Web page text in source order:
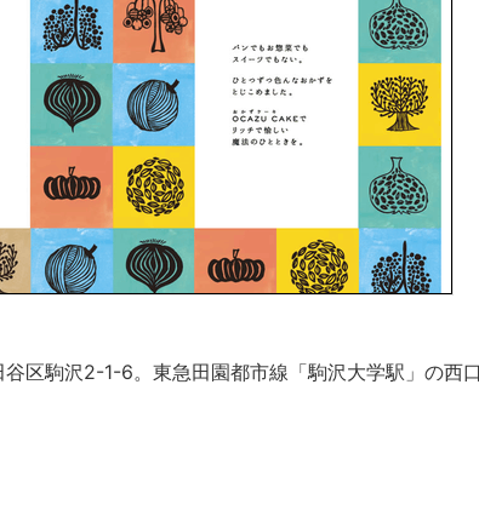
区駒沢2-1-6。東急田園都市線「駒沢大学駅」の西